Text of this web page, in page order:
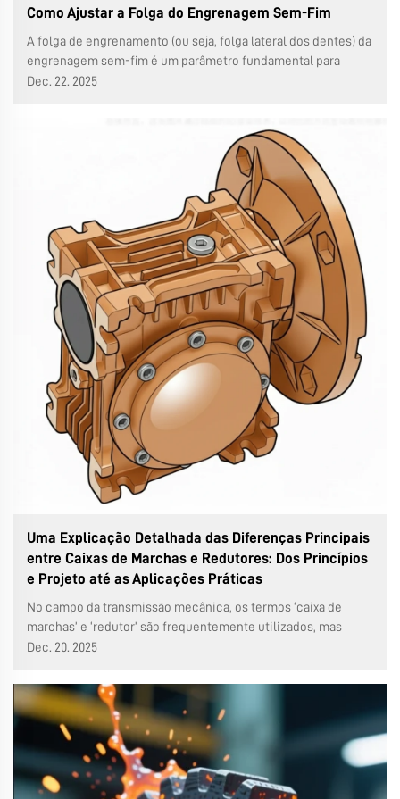
Como Ajustar a Folga do Engrenagem Sem-Fim
A folga de engrenamento (ou seja, folga lateral dos dentes) da
engrenagem sem-fim é um parâmetro fundamental para
garantir a estabilidade da transmissão e reduzir choques e
Dec. 22. 2025
Uma Explicação Detalhada das Diferenças Principais
entre Caixas de Marchas e Redutores: Dos Princípios
e Projeto até as Aplicações Práticas
No campo da transmissão mecânica, os termos ‘caixa de
marchas’ e ‘redutor’ são frequentemente utilizados, mas
possuem conotações técnicas e aplicações diferentes.
seleção de equipamentos e projeto do sistema...
Dec. 20. 2025